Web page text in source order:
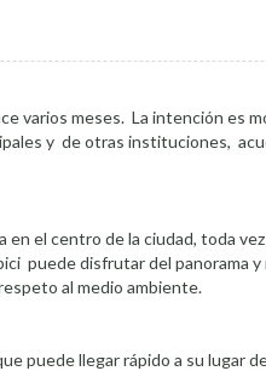
varios meses. La intención es
y de otras instituciones,
el centro de la ciudad, toda
puede disfrutar del panorama
al medio ambiente.
puede llegar rápido a su